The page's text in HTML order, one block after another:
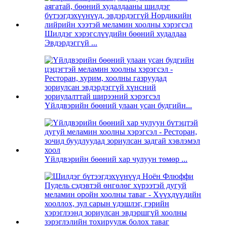
Шилдэг хэрэгслүүдийн бөөний худалдаа
Эвдэрдэггүй ...
Үйлдвэрийн бөөний улаан усан будгийн...
Үйлдвэрийн бөөний хар чулуун төмөр ...